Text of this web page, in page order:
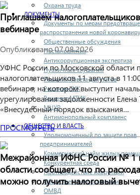
Охрана труда
ДОКУМЕНТЫ
Документы по мерам
распространения новой
Общественные обсуждения
Постановления
Антикоррупционная экспертиза
Публичные слушания
Решения Совета депутатов
Решения ТИК
Решения МТИК
МЦУР
Антимонопольный комплаенс
ОБЩЕСТВО И ВЛАСТЬ
Уполномоченный по защите прав
предпринимателей
Коммерческий найм жилых
Конкурентная среда
Противодействие коррупции
Общественные организации
ОМВД
Приглашаем
вебинаре
Опубликовано07.08.2026
УФНС России по Московской области
налогоплательщиков 11 августа в
вебинаре, на котором выступит
урегулирования задолженности
«Внесудебный порядок взыскания…
ПРОСМОТРЕТЬ
Межрайонная ИФНС России № 1
области сообщает, что по
можно получить налоговый